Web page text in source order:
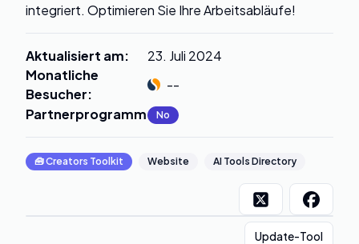
integriert. Optimieren Sie Ihre Arbeitsabläufe!
Aktualisiert am:
23. Juli 2024
Monatliche
Besucher:
--
Partnerprogramm: No
🧰Creators Toolkit Website AI Tools Directory
Update-Tool